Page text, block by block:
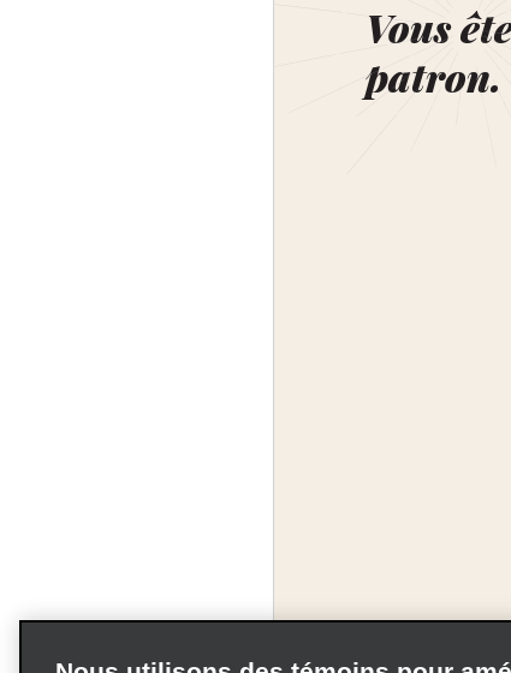
Vous
patron.